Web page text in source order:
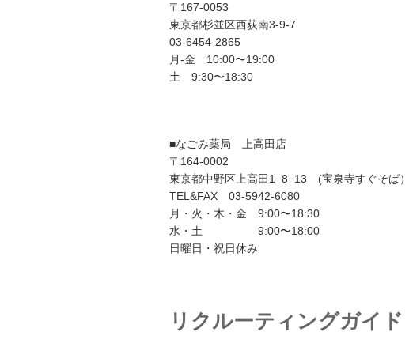
〒167-0053
東京都杉並区西荻南3-9-7
03-6454-2865
月-金 10:00〜19:00
土 9:30〜18:30
■なごみ薬局 上高田店
〒164-0002
東京都中野区上高田1−8−13 (宝泉寺すぐそば）
TEL&FAX 03-5942-6080
月・火・木・金 9:00〜18:30
水・土 9:00〜18:00
日曜日・祝日休み
リクルーティングガイド